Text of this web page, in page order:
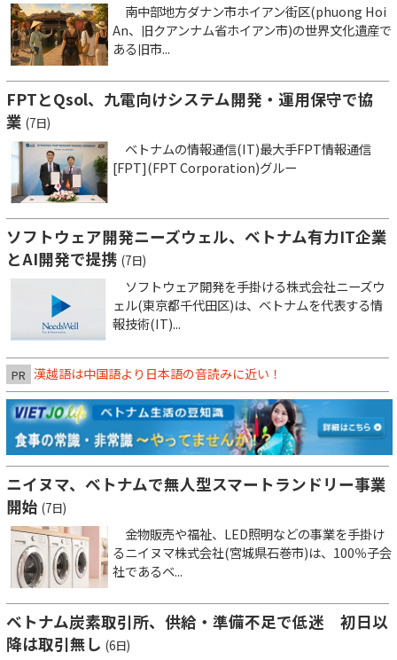
南中部地方ダナン市ホイアン街区(phuong Hoi
An、旧クアンナム省ホイアン市)の世界文化遺産で
ある旧市...
FPTとQsol、九電向けシステム開発・運用保守で協
業 (7日)
ベトナムの情報通信(IT)最大手FPT情報通信
[FPT](FPT Corporation)グルー
ソフトウェア開発ニーズウェル、ベトナム有力IT企業
とAI開発で提携 (7日)
ソフトウェア開発を手掛ける株式会社ニーズウ
ェル(東京都千代田区)は、ベトナムを代表する情
報技術(IT)...
PR 漢越語は中国語より日本語の音読みに近い！
ニイヌマ、ベトナムで無人型スマートランドリー事業
開始 (7日)
金物販売や福祉、LED照明などの事業を手掛け
るニイヌマ株式会社(宮城県石巻市)は、100％子会
社であるベ...
ベトナム炭素取引所、供給・準備不足で低迷 初日以
降は取引無し (6日)